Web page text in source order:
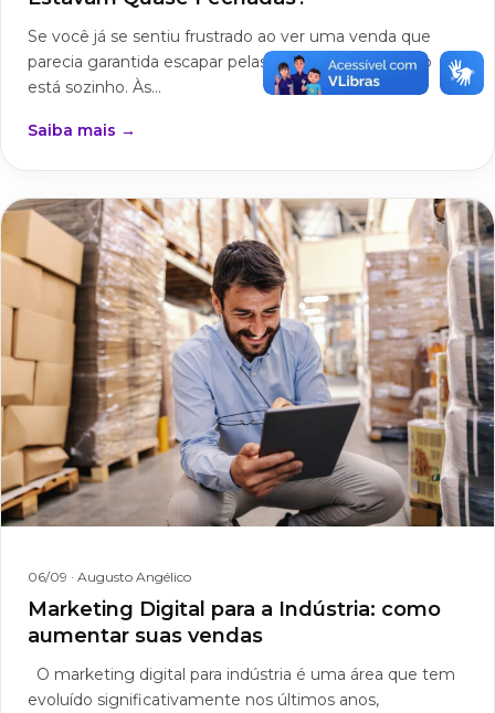
Se você já se sentiu frustrado ao ver uma venda que
parecia garantida escapar pelas suas mãos, você não
está sozinho. Às...
Saiba mais →
06/09 · Augusto Angélico
Marketing Digital para a Indústria: como
aumentar suas vendas
O marketing digital para indústria é uma área que tem
evoluído significativamente nos últimos anos,